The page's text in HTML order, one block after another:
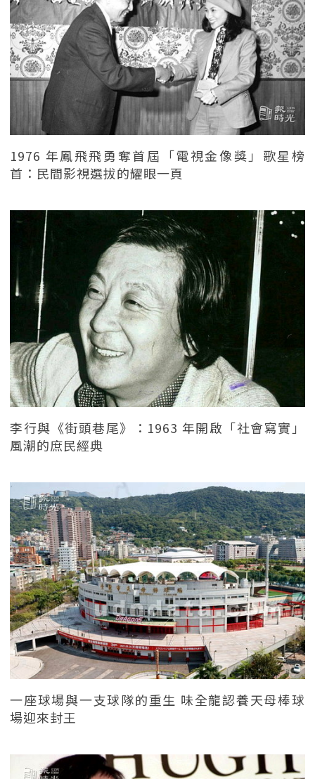
1976 年鳳飛飛勇奪首屆「電視金像獎」歌星榜
首：民間影視選拔的耀眼一頁
李行與《街頭巷尾》：1963 年開啟「社會寫實」
風潮的庶民經典
一座球場與一支球隊的重生 味全龍認養天母棒球
場迎來封王